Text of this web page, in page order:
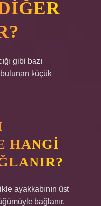
gibi bazı
küçük
HANGI
ayakkabının üst
bağlanır.